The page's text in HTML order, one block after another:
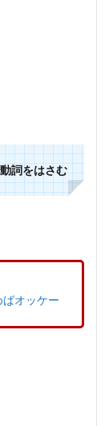
詞をはさむ
オッケー